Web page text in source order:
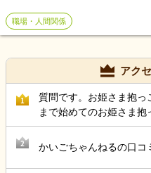
チョー不倫したいと言います。
百貨店のコスメアドバイザーに
っています。 この仕事なんて
す。 若い頃にバスガイドをや
り合いたくない
職場・人間関係
アク
1
質問です。お姫さま抱っ
まで始めてのお姫さま抱
診して、薬もらい、リハ
2 かいごちゃんねるの口コ